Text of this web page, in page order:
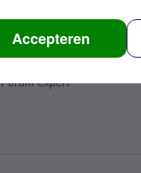
Accepteren
Forum expert